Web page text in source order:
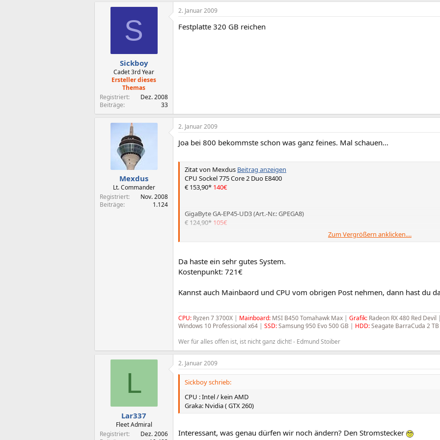
S
Sickboy
Cadet 3rd Year
Ersteller dieses
Themas
Registriert
Dez. 2008
Beiträge
33
2. Januar 2009
Festplatte 320 GB reichen
Mexdus
Lt. Commander
Registriert
Nov. 2008
Beiträge
1.124
2. Januar 2009
Joa bei 800 bekommste schon was ganz feines. Mal schauen...
Zitat von Mexdus Beitrag anzeigen
CPU Sockel 775 Core 2 Duo E8400
€ 153,90* 140€
GigaByte GA-EP45-UD3 (Art.-Nr.: GPEGA8)
€ 124,90* 105€
€ 49,49*
27€
€ 239,90*235€
Enermax MODU82+ 525W (Art.-Nr.: TN5X25)
€ 109,90* 87€
Cooler Master Elite 334 (Art.-Nr.: TQXM76)
€ 34,99*31€
€ 53,90*52€
€ 27,99*17€
Zum Vergrößern anklicken....
Da haste ein sehr gutes System.
Kostenpunkt: 721€
Kannst auch Mainbaord und CPU vom obrigen Post nehmen, dann hast du
CPU: Ryzen 7 3700X | Mainboard: MSI B450 Tomahawk Max | Grafik: Radeon RX 480 Red Devil |
Windows 10 Professional x64 | SSD:Samsung 950 Evo 500 GB | HDD:Seagate BarraCuda 2 TB
Wer für alles offen ist, ist nicht ganz dicht! - Edmund Stoiber
L
Lar337
Fleet Admiral
Registriert
Dez. 2006
2. Januar 2009
Sickboy schrieb:
CPU : Intel / kein AMD
Graka: Nvidia ( GTX 260)
Interessant, was genau dürfen wir noch ändern? Den Stromstecker